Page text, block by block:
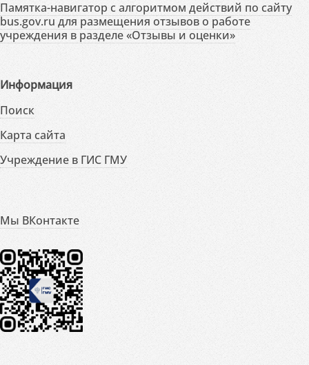
Памятка-навигатор с алгоритмом действий по сайту
bus.gov.ru для размещения отзывов о работе
учреждения в разделе «Отзывы и оценки»
Информация
Поиск
Карта сайта
Учреждение в ГИС ГМУ
Мы ВКонтакте